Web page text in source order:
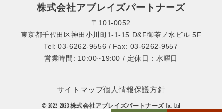
株式会社アブレイズパートナーズ
〒101-0052
東京都千代田区神田小川町1-1-15 D&F御茶ノ水ビル 5F
Tel: 03-6262-9556 / Fax: 03-6262-9557
営業時間: 10:00~19:00 / 定休日：水曜日
© 2022-2023 株式会社アブレイズパートナーズ Co., Ltd
サイトマップ個人情報保護方針